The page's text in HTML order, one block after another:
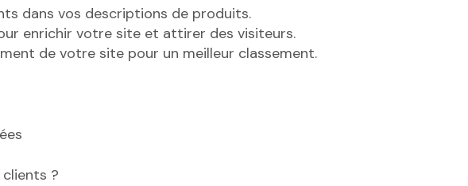
dans vos descriptions de produits.
enrichir votre site et attirer des visiteurs.
de votre site pour un meilleur classement.
?